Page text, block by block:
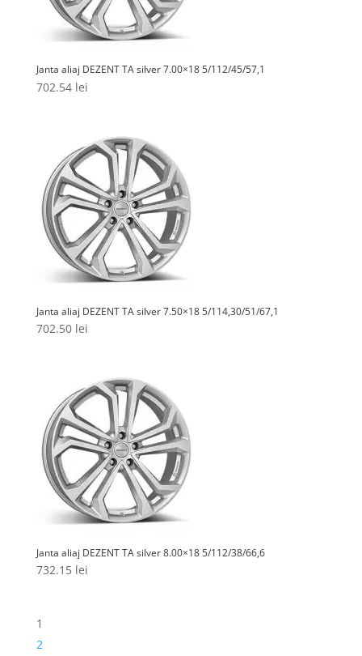
Janta aliaj DEZENT TA silver 7.00×18 5/112/45/57,1
702.54 lei
Janta aliaj DEZENT TA silver 7.50×18 5/114,30/51/67,1
702.50 lei
Janta aliaj DEZENT TA silver 8.00×18 5/112/38/66,6
732.15 lei
1
2